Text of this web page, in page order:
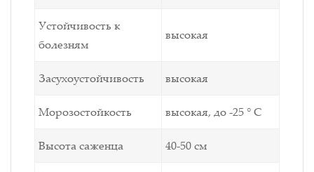
Устойчивость к
болезням
высокая
Засухоустойчивость высокая
Морозостойкость высокая, до -25 ° С
Высота саженца 40-50 см